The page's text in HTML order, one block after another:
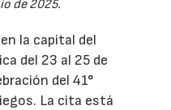
de 2025.
la capital del
del 23 al 25 de
del 41°
La cita está